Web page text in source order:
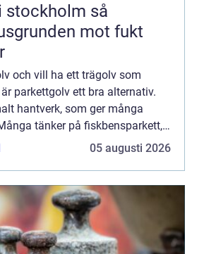
så
mot fukt
och vill ha ett trägolv som
parkettgolv ett bra alternativ.
hantverk, som ger många
tänker på fiskbensparkett,
i ett fiskbensmönster. Men
05 augusti 2026